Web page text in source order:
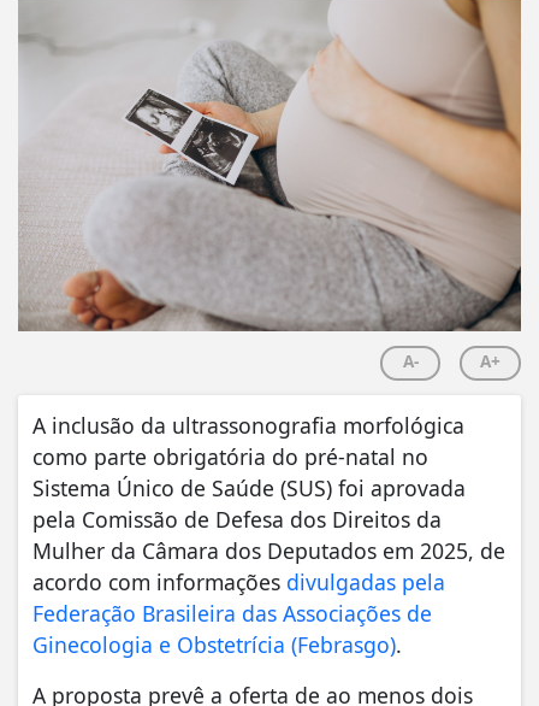
A- A+
A inclusão da ultrassonografia morfológica
como parte obrigatória do pré-natal no
Sistema Único de Saúde (SUS) foi aprovada
pela Comissão de Defesa dos Direitos da
Mulher da Câmara dos Deputados em 2025, de
acordo com informações divulgadas pela
Federação Brasileira das Associações de
Ginecologia e Obstetrícia (Febrasgo).
A proposta prevê a oferta de ao menos dois